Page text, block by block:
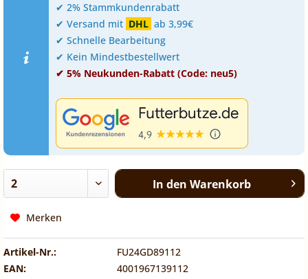
✔ 2% Stammkundenrabatt
✔ Versand mit DHL ab 3,99€
✔ Schnelle Bearbeitung
✔ Kein Mindestbestellwert
✔ 5% Neukunden-Rabatt (Code: neu5)
In den Warenkorb
Merken
Artikel-Nr.:
FU24GD89112
EAN:
4001967139112